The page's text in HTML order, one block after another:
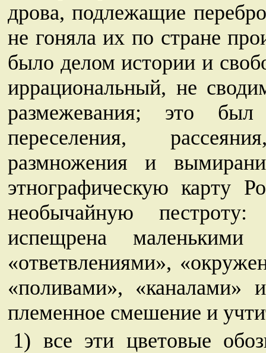
дрова, подлежащие
не гоняла их по стране
было делом истории и
иррациональный, не
размежевания; это был
переселения,
размножения и
этнографическую карту
необычайную
испещрена маленькими
«ответвлениями»,
«поливами», «каналами»
племенное смешение и
1) все эти цветовые